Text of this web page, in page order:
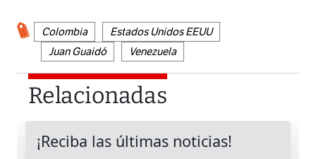
Colombia
Estados Unidos EEUU
Juan Guaidó
Venezuela
Relacionadas